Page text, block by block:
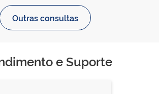
Outras consultas
e Suporte